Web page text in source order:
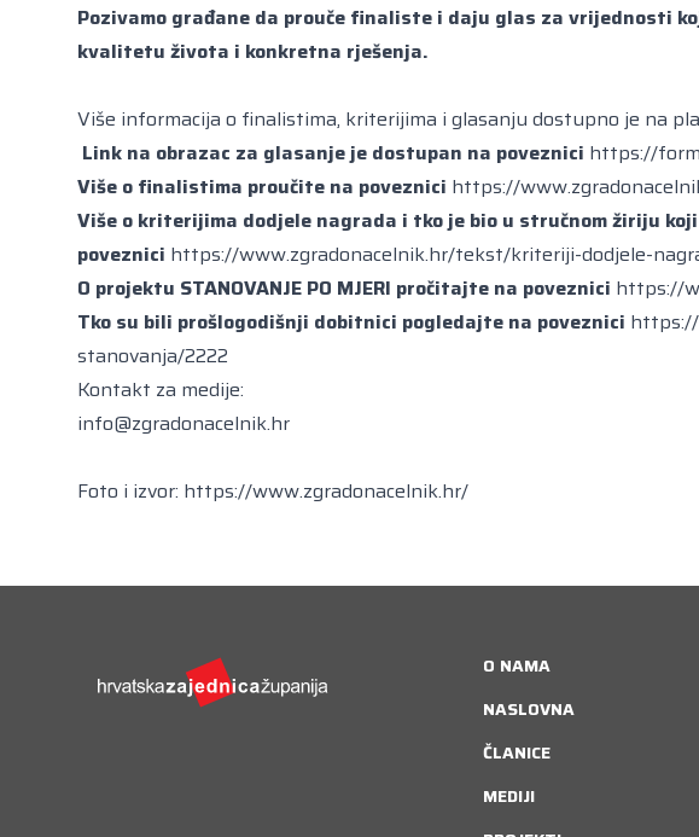
Pozivamo građane da prouče finaliste i daju glas za vrijednosti
kvalitetu života i konkretna rješenja.
Više informacija o finalistima, kriterijima i glasanju dostupno je na
Link na obrazac za glasanje je dostupan na poveznici https://
Više o finalistima proučite na poveznici https://
Više o kriterijima dodjele nagrada i tko je bio u stručnom žiriju
poveznici https://www.zgradonacelnik.hr/tekst/kriteriji-dodjele-
O projektu STANOVANJE PO MJERI pročitajte na poveznici https://
Tko su bili prošlogodišnji dobitnici pogledajte na poveznici
stanovanja/2222
Kontakt za medije:
info@zgradonacelnik.hr
Foto i izvor: https://www.zgradonacelnik.hr/
O NAMA
NASLOVNA
ČLANICE
MEDIJI